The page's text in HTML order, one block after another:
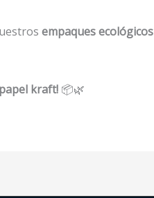
empaques ecológicos
kraft! 📦🌿